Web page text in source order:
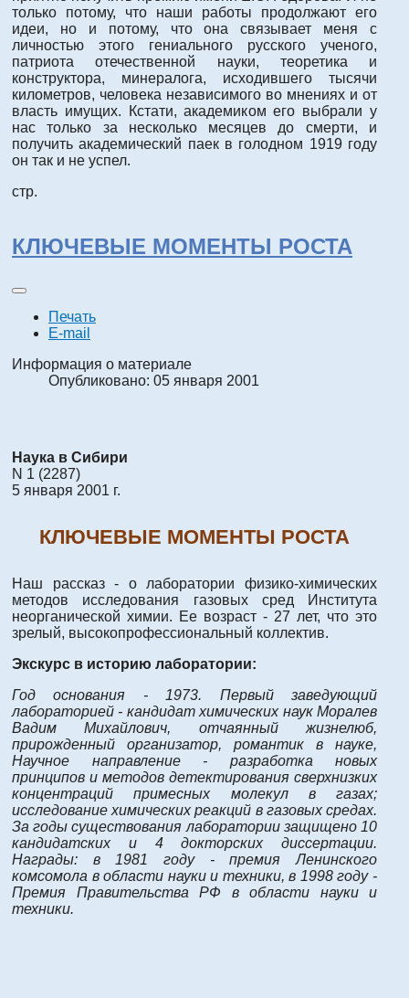
только потому, что наши работы продолжают его
идеи, но и потому, что она связывает меня с
личностью этого гениального русского ученого,
патриота отечественной науки, теоретика и
конструктора, минералога, исходившего тысячи
километров, человека независимого во мнениях и от
власть имущих. Кстати, академиком его выбрали у
нас только за несколько месяцев до смерти, и
получить академический паек в голодном 1919 году
он так и не успел.
стр.
КЛЮЧЕВЫЕ МОМЕНТЫ РОСТА
Печать
E-mail
Информация о материале
Опубликовано: 05 января 2001
Наука в Сибири
N 1 (2287)
5 января 2001 г.
КЛЮЧЕВЫЕ МОМЕНТЫ РОСТА
Наш рассказ - о лаборатории физико-химических
методов исследования газовых сред Института
неорганической химии. Ее возраст - 27 лет, что это
зрелый, высокопрофессиональный коллектив.
Экскурс в историю лаборатории:
Год основания - 1973. Первый заведующий
лабораторией - кандидат химических наук Моралев
Вадим Михайлович, отчаянный жизнелюб,
прирожденный организатор, романтик в науке,
Научное направление - разработка новых
принципов и методов детектирования сверхнизких
концентраций примесных молекул в газах;
исследование химических реакций в газовых средах.
За годы существования лаборатории защищено 10
кандидатских и 4 докторских диссертации.
Награды: в 1981 году - премия Ленинского
комсомола в области науки и техники, в 1998 году -
Премия Правительства РФ в области науки и
техники.